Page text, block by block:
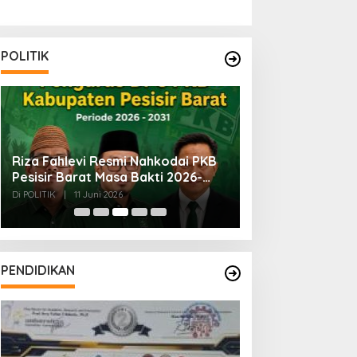
POLITIK
Riza Fahlevi Resmi Nahkodai PKB
Pesisir Barat Masa Bakti 2026-
2031
Di POLITIK | 11 Juni 2026
PENDIDIKAN